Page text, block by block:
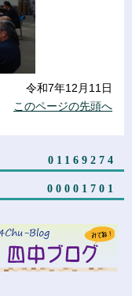
01169274
00001701
令和7年12月11日
このページの先頭へ